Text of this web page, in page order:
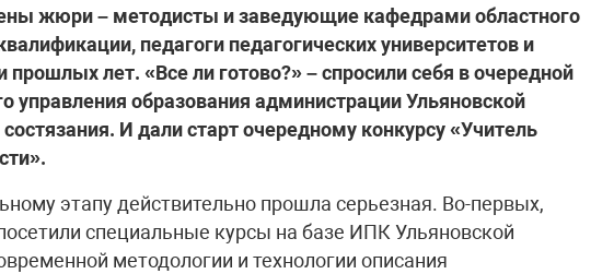
жюри – методисты и заведующие кафедрами областного
педагоги педагогических университетов и
лет. «Все ли готово?» – спросили себя в очередной
управления образования администрации Ульяновской
И дали старт очередному конкурсу «Учитель
этапу действительно прошла серьезная. Во-первых,
специальные курсы на базе ИПК Ульяновской
методологии и технологии описания